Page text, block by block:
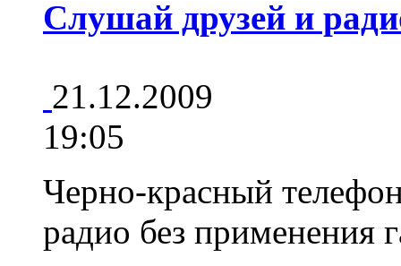
Слушай друзей и
21.12.2009
19:05
Черно-красный
радио без применения